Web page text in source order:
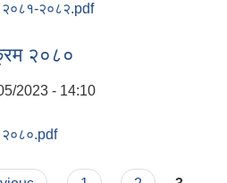
२०८१-२०८२.pdf
२०८०
2023 - 14:10
२०८०.pdf